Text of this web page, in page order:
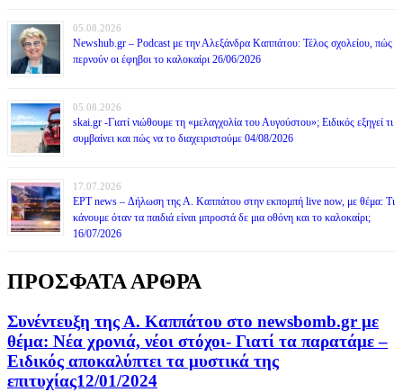
05.08.2026
Newshub.gr – Podcast με την Αλεξάνδρα Καππάτου: Τέλος σχολείου, πώς
περνούν οι έφηβοι το καλοκαίρι 26/06/2026
05.08.2026
skai.gr -Γιατί νιώθουμε τη «μελαγχολία του Αυγούστου»; Ειδικός εξηγεί τι
συμβαίνει και πώς να το διαχειριστούμε 04/08/2026
17.07.2026
ΕΡΤ news – Δήλωση της Α. Καππάτου στην εκπομπή live now, με θέμα: Τι
κάνουμε όταν τα παιδιά είναι μπροστά δε μια οθόνη και το καλοκαίρι;
16/07/2026
ΠΡΟΣΦΑΤΑ ΑΡΘΡΑ
Συνέντευξη της Α. Καππάτου στο newsbomb.gr με
θέμα: Νέα χρονιά, νέοι στόχοι- Γιατί τα παρατάμε –
Ειδικός αποκαλύπτει τα μυστικά της
επιτυχίας12/01/2024